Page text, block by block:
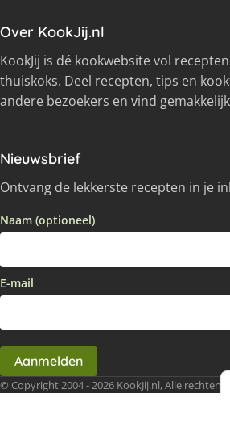
Over KookJij.nl
KookJij is dé kookwebsite vol
thuiskoks. Deel recepten, tips en
andere bezoekers en vind
Nieuwsbrief
Ontvang de lekkerste recepten in je
Naam (optioneel)
E-mail
Aanmelden
© Copyright 2004 - 2026 KookJij.nl, Alle rechten